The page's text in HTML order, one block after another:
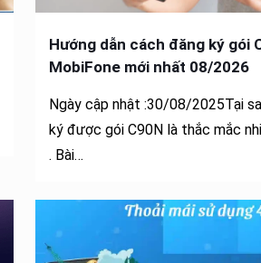
Hướng dẫn cách đăng ký gói
MobiFone mới nhất 08/2026
Ngày cập nhật :30/08/2025Tại
ký được gói C90N là thắc mắc
. Bài…